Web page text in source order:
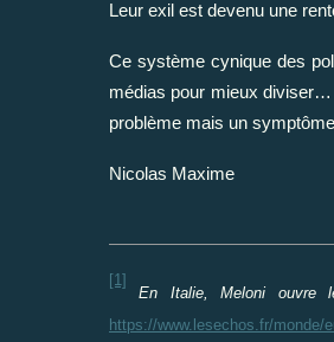
Leur exil est devenu une
Ce système cynique des
médias pour mieux diviser…
problème mais un
Nicolas Maxime
[1]
En Italie, Meloni ouvre
https://www.lesechos.fr/monde/